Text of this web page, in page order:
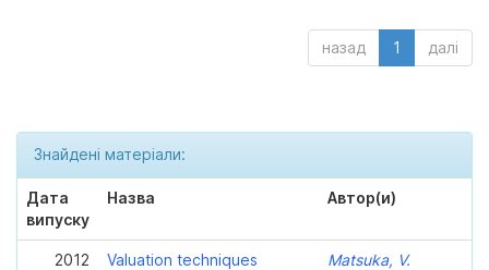
назад 1 далі
Знайдені матеріали:
Дата
випуску
Назва Автор(и)
2012
Valuation techniques
Matsuka, V.